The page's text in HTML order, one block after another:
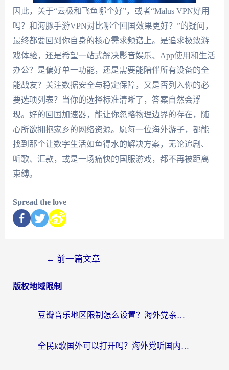
因此，关于“云极和飞鱼哪个好”，或者“Malus VPN好用
吗？和海豚手游VPN对比哪个回国效果更好？”的疑问，
最终都要回到你自身的核心需求频谱上。是追求极致游
戏体验，还是希望一站式解决影音娱乐、App使用和生活
办公？是偏好单一功能，还是需要能陪伴所有设备的全
能战友？关注数据安全与稳定保障，又是否列入你的必
要选项列表？当你的选择标准清晰了，答案自然会浮
现。好的回国加速器，能让你忽略物理边界的存在，随
心所欲拥抱家乡的网络资源。愿每一位海外游子，都能
找到那个让数字生活如鱼得水的解决方案，无论追剧、
听歌、汇款，或是一场痛快的国服游戏，都不再被距离
束缚。
Spread the love
← 前一篇文章
版权地域限制
豆瓣音乐地区限制怎么设置？海外党亲测有效的回国加速方案来了
全民k歌国外可以打开吗？海外党听国内音乐听书的实用指南